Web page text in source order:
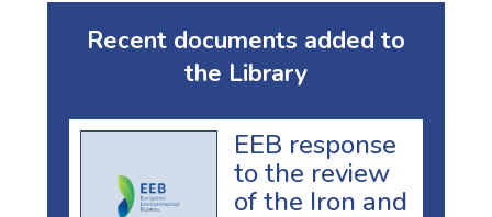
Recent documents added to
the Library
EEB response
to the review
of the Iron and